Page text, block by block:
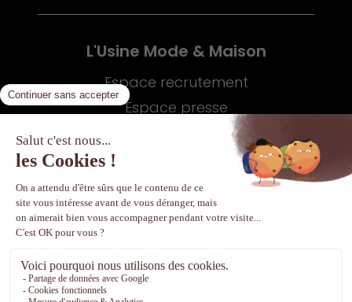
L'Usine Mode & Maison
Espace recrutement
Espace presse
Plus d'informations
Contact
Vie privée